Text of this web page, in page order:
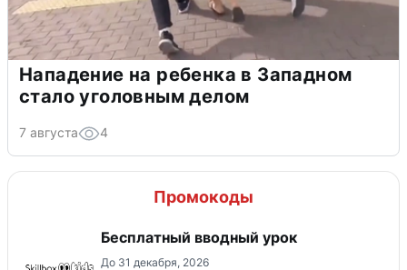
Нападение на ребенка в Западном
стало уголовным делом
7 августа 4
Промокоды
Бесплатный вводный урок
До 31 декабря, 2026